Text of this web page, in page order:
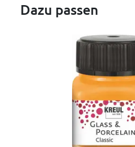
Dazu passen